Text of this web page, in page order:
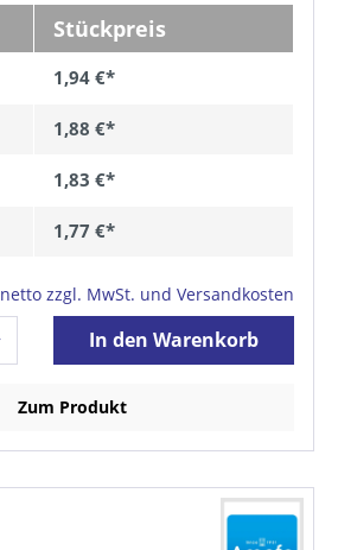
Stückpreis
1,94 €*
1,88 €*
1,83 €*
1,77 €*
netto zzgl. MwSt. und Versandkosten
In den Warenkorb
Zum Produkt